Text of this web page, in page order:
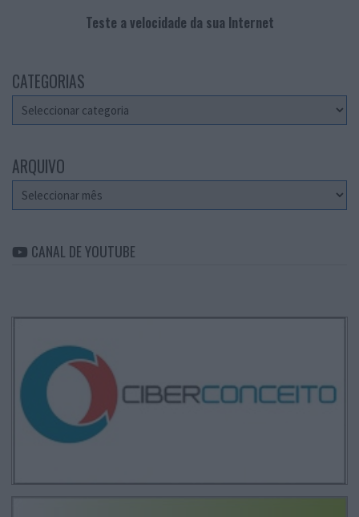
Teste a velocidade da sua Internet
CATEGORIAS
Categorias
ARQUIVO
Arquivo
CANAL DE YOUTUBE